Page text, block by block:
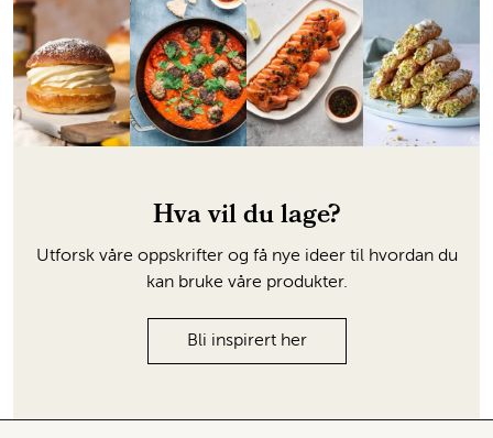
Hva vil du lage?
Utforsk våre oppskrifter og få nye ideer til hvordan du
kan bruke våre produkter.
Bli inspirert her